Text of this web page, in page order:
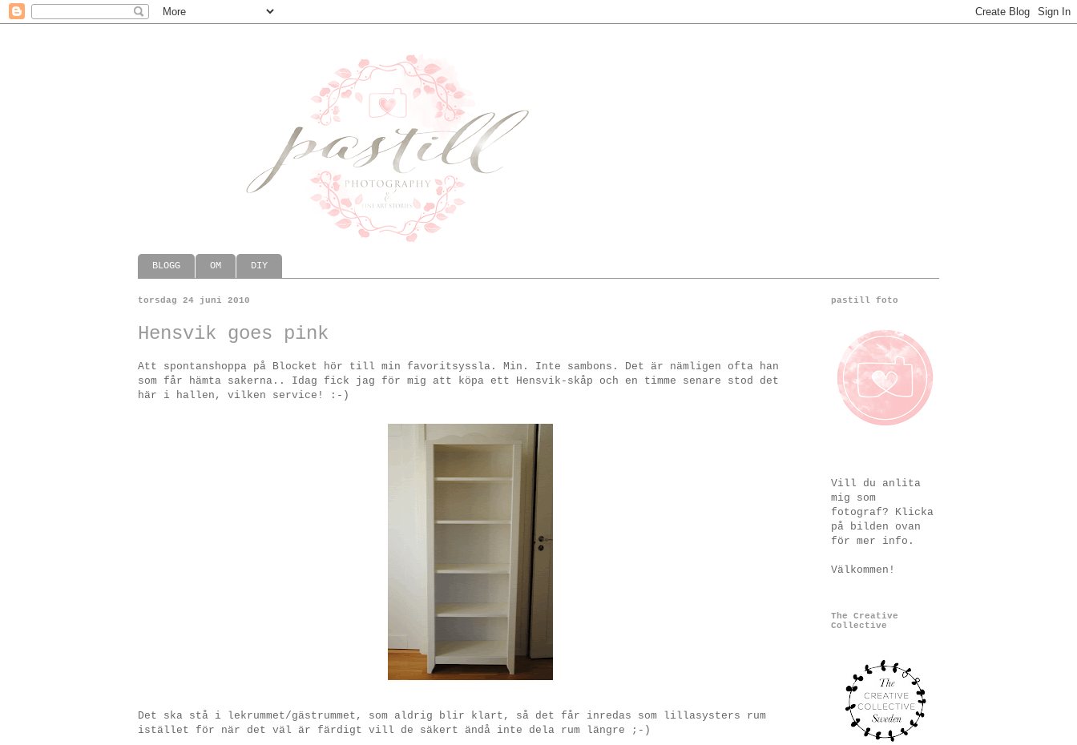
BLOGG OM DIY
torsdag 24 juni 2010
Hensvik goes pink
Att spontanshoppa på Blocket hör till min favoritsyssla. Min. Inte sambons. Det är nämligen ofta han
som får hämta sakerna.. Idag fick jag för mig att köpa ett Hensvik-skåp och en timme senare stod det
här i hallen, vilken service! :-)
Det ska stå i lekrummet/gästrummet, som aldrig blir klart, så det får inredas som lillasysters rum
istället för när det väl är färdigt vill de säkert ändå inte dela rum längre ;-)
pastill foto
Vill du anlita
mig som
fotograf? Klicka
på bilden ovan
för mer info.
Välkommen!
The Creative
Collective